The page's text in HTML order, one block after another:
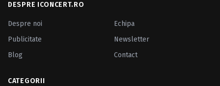
DESPRE ICONCERT.RO
Despre noi
Echipa
Publicitate
Newsletter
Blog
Contact
CATEGORII